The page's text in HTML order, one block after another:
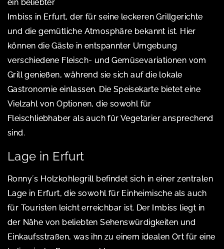
ein beliebter
Imbiss in Erfurt, der für seine leckeren Grillgerichte
und die gemütliche Atmosphäre bekannt ist. Hier
können die Gäste in entspannter Umgebung
verschiedene Fleisch- und Gemüsevariationen vom
Grill genießen, während sie sich auf die lokale
Gastronomie einlassen. Die Speisekarte bietet eine
Vielzahl von Optionen, die sowohl für
Fleischliebhaber als auch für Vegetarier ansprechend
sind.
Lage in Erfurt
Ronny´s Holzkohlegrill befindet sich in einer zentralen
Lage in Erfurt, die sowohl für Einheimische als auch
für Touristen leicht erreichbar ist. Der Imbiss liegt in
der Nähe von beliebten Sehenswürdigkeiten und
Einkaufsstraßen, was ihn zu einem idealen Ort für eine